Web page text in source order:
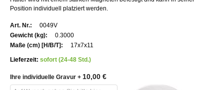
Position individuell platziert werden.
Weitere
Informationen
0049V
0.3000
17x7x11
Lieferzeit: sofort (24-48 Std.)
Ihre individuelle Gravur + 10,00 €